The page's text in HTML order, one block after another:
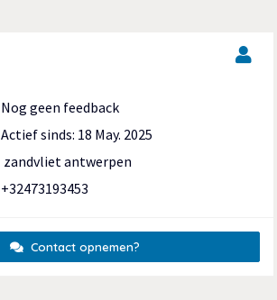
Nog geen feedback
Actief sinds: 18 May. 2025
zandvliet antwerpen
+32473193453
Contact opnemen?